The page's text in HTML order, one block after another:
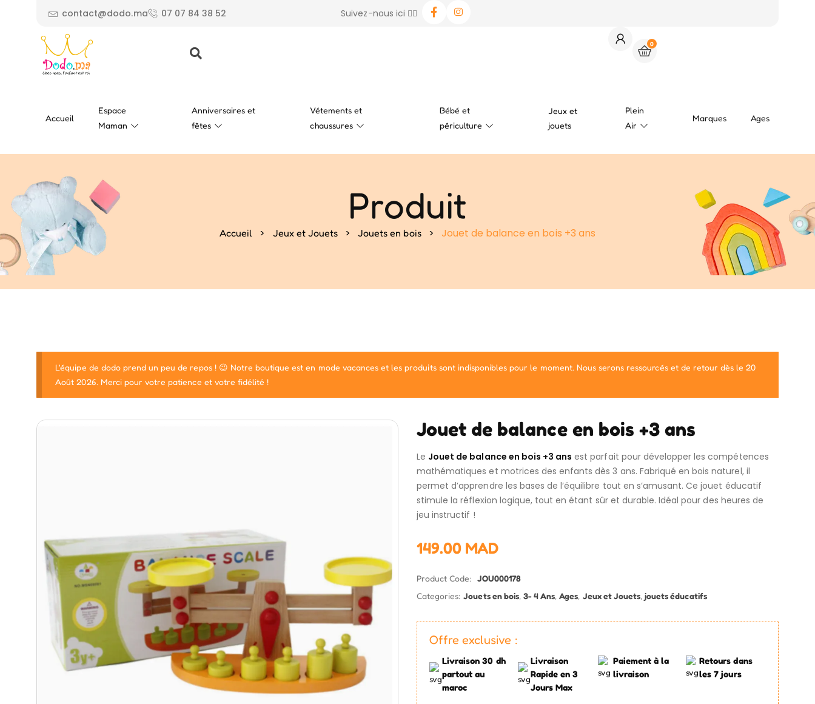
contact@dodo.ma 07 07 84 38 52 Suivez-nous ici 👉🏻
0
Accueil
Espace
Maman
Anniversaires et
fêtes
Vétements et
chaussures
Bébé et
périculture
Jeux et
jouets
Plein
Air
Marques Ages
Produit
Accueil > Jeux et Jouets > Jouets en bois > Jouet de balance en bois +3 ans
L'équipe de dodo prend un peu de repos ! 😉 Notre boutique est en mode vacances et les produits sont indisponibles pour le moment. Nous serons ressourcés et de retour dès le 20
Août 2026. Merci pour votre patience et votre fidélité !
Jouet de balance en bois +3 ans
Le Jouet de balance en bois +3 ans est parfait pour développer les compétences
mathématiques et motrices des enfants dès 3 ans. Fabriqué en bois naturel, il
permet d’apprendre les bases de l’équilibre tout en s’amusant. Ce jouet éducatif
stimule la réflexion logique, tout en étant sûr et durable. Idéal pour des heures de
jeu instructif !
149.00 MAD
Product Code: JOU000178
Categories: Jouets en bois, 3- 4 Ans,Ages, Jeux et Jouets,jouets éducatifs
Offre exclusive :
Livraison 30 dh
partout au
maroc
Livraison
Rapide en 3
Jours Max
Paiement à la
livraison
Retours dans
les 7 jours